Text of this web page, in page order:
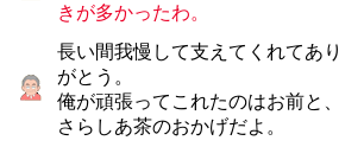
きが多かったわ。
長い間我慢して支えてくれてあり
がとう。
俺が頑張ってこれたのはお前と、
さらしあ茶のおかげだよ。